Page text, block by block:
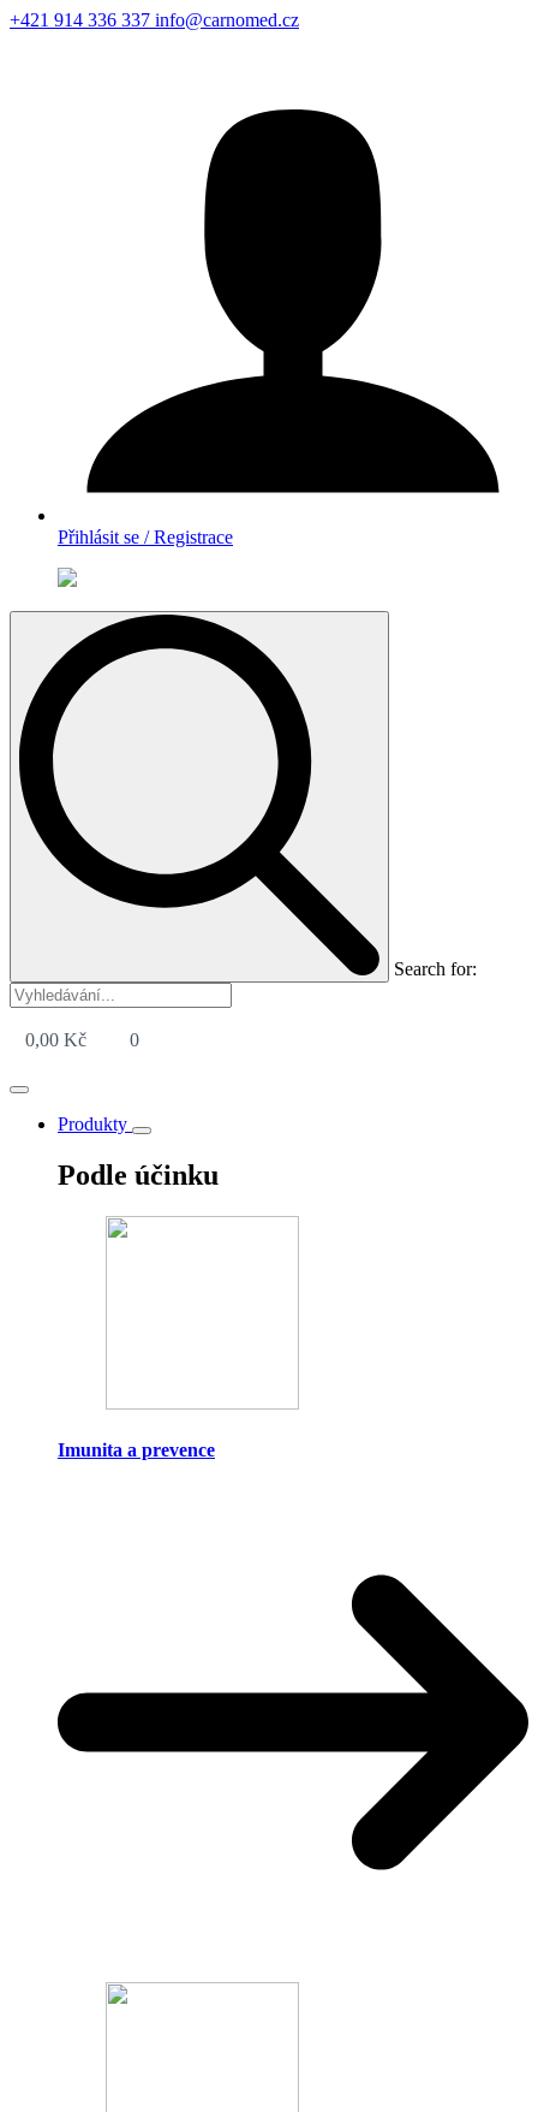
+421 914 336 337 info@carnomed.cz
Přihlásit se / Registrace
Search for:
0,00 Kč 0
Produkty
Podle účinku
Imunita a prevence